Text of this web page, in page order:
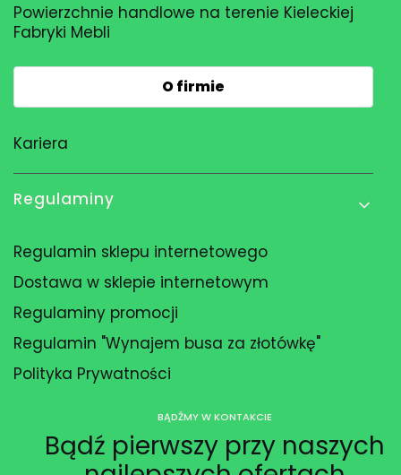
Powierzchnie handlowe na terenie Kieleckiej
Fabryki Mebli
O firmie
Kariera
Regulaminy
Regulamin sklepu internetowego
Dostawa w sklepie internetowym
Regulaminy promocji
Regulamin "Wynajem busa za złotówkę"
Polityka Prywatności
BĄDŹMY W KONTAKCIE
Bądź pierwszy przy naszych